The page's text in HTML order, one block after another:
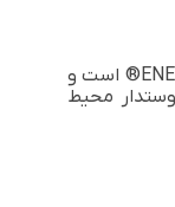
این محصول دارای گواهی ENERGY STAR® است و
محیط